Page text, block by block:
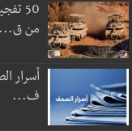
50
من ق...
أسرار
ف...